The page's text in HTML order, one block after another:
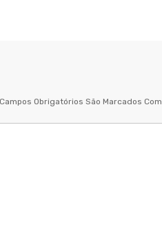
Campos Obrigatórios São Marcados Com